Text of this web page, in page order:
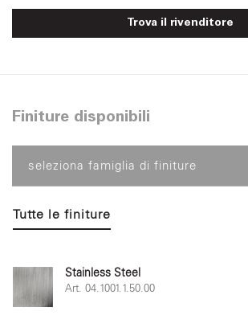
Trova il rivenditore
Finiture disponibili
seleziona famiglia di finiture
Tutte le finiture
Stainless Steel
Art. 04.1001.1.50.00